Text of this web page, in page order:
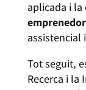
aplicada i la
emprenedor
assistencial
Tot seguit,
Recerca i la